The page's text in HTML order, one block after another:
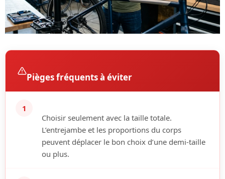
Pièges fréquents à éviter
1
Choisir seulement avec la taille totale.
L’entrejambe et les proportions du corps
peuvent déplacer le bon choix d’une demi-taille
ou plus.